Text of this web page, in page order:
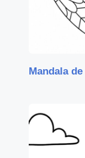
Mandala